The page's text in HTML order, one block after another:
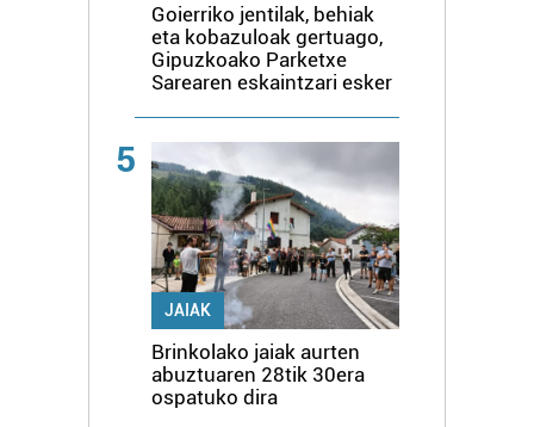
Goierriko jentilak, behiak
eta kobazuloak gertuago,
Gipuzkoako Parketxe
Sarearen eskaintzari esker
5
JAIAK
Brinkolako jaiak aurten
abuztuaren 28tik 30era
ospatuko dira